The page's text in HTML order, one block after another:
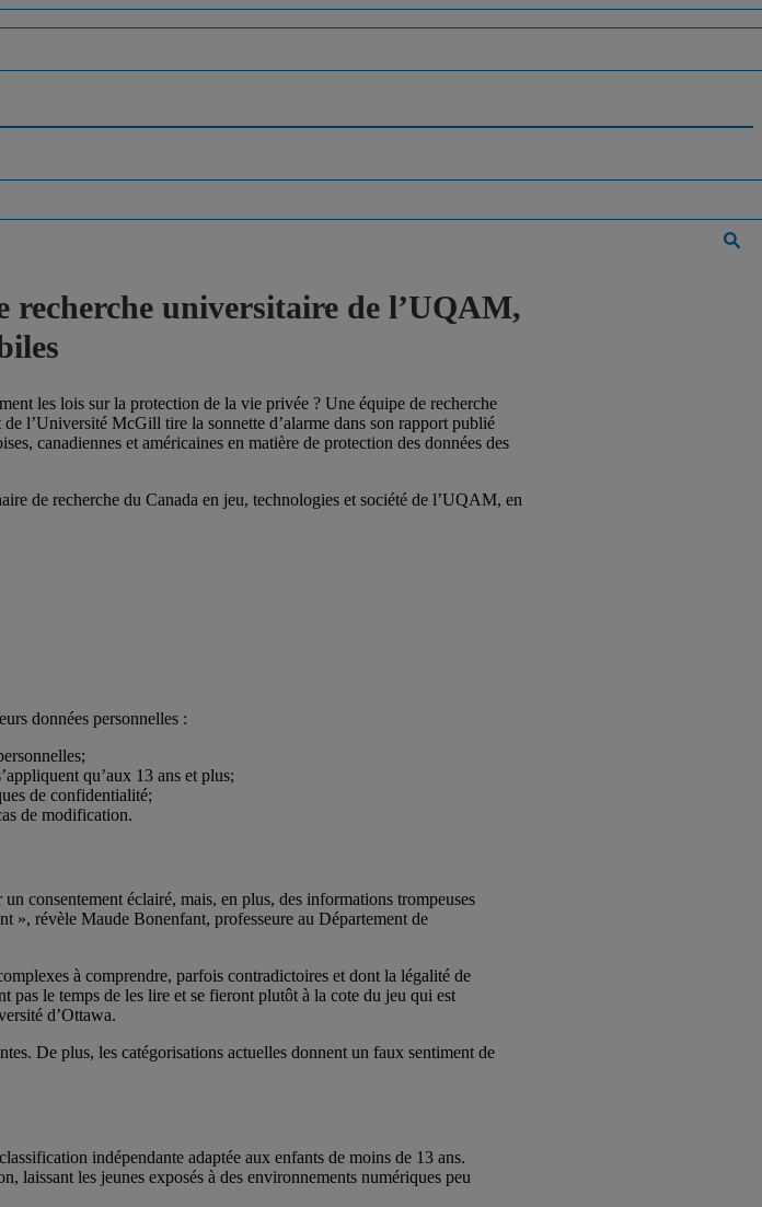
recherche universitaire de l’UQAM,
les lois sur la protection de la vie privée ? Une équipe de recherche
l’Université McGill tire la sonnette d’alarme dans son rapport publié
canadiennes et américaines en matière de protection des données des
de recherche du Canada en jeu, technologies et société de l’UQAM, en
données personnelles :
qu’aux 13 ans et plus;
de confidentialité;
de modification.
consentement éclairé, mais, en plus, des informations trompeuses
», révèle Maude Bonenfant, professeure au Département de
à comprendre, parfois contradictoires et dont la légalité de
pas le temps de les lire et se fieront plutôt à la cote du jeu qui est
d’Ottawa.
De plus, les catégorisations actuelles donnent un faux sentiment de
indépendante adaptée aux enfants de moins de 13 ans.
laissant les jeunes exposés à des environnements numériques peu